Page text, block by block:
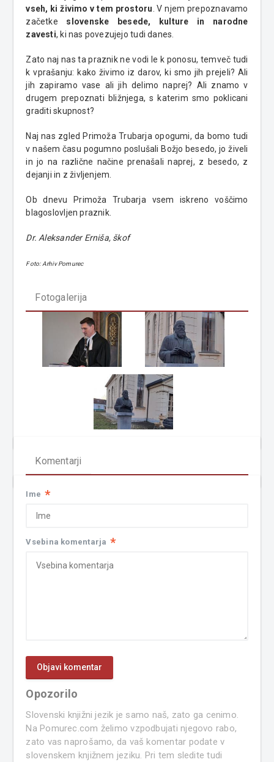
vseh, ki živimo v tem prostoru . V njem prepoznavamo
začetke slovenske besede, kulture in narodne
zavesti, ki nas povezujejo tudi danes.
Zato naj nas ta praznik ne vodi le k ponosu, temveč tudi
k vprašanju: kako živimo iz darov, ki smo jih prejeli? Ali
jih zapiramo vase ali jih delimo naprej? Ali znamo v
drugem prepoznati bližnjega, s katerim smo poklicani
graditi skupnost?
Naj nas zgled Primoža Trubarja opogumi, da bomo tudi
v našem času pogumno poslušali Božjo besedo, jo živeli
in jo na različne načine prenašali naprej, z besedo, z
dejanji in z življenjem.
Ob dnevu Primoža Trubarja vsem iskreno voščimo
blagoslovljen praznik.
Dr. Aleksander Erniša, škof
Foto: Arhiv Pomurec
Fotogalerija
Komentarji
Ime *
Vsebina komentarja *
Opozorilo
Slovenski knjižni jezik je samo naš, zato ga cenimo.
Na Pomurec.com želimo vzpodbujati njegovo rabo,
zato vas naprošamo, da vaš komentar podate v
slovenskem knjižnem jeziku. Pri tem sledite tudi